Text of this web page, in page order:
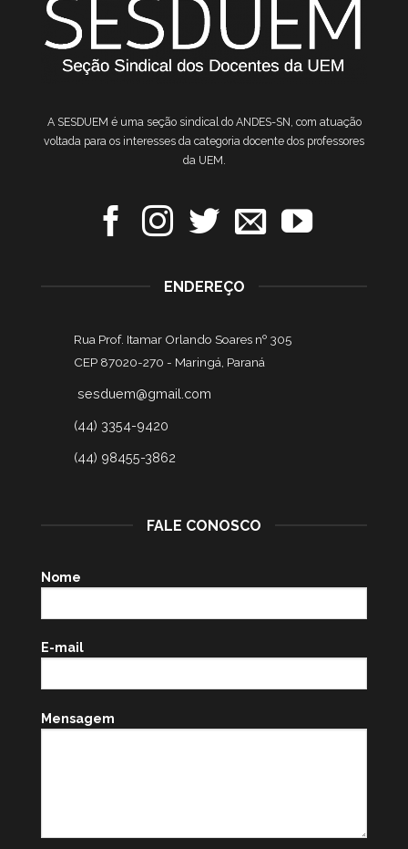
A SESDUEM é uma seção sindical do ANDES-SN, com atuação
voltada para os interesses da categoria docente dos professores
da UEM.
ENDEREÇO
Rua Prof. Itamar Orlando Soares nº 305
CEP 87020-270 - Maringá, Paraná
sesduem@gmail.com
(44) 3354-9420
(44) 98455-3862
FALE CONOSCO
Nome
E-mail
Mensagem